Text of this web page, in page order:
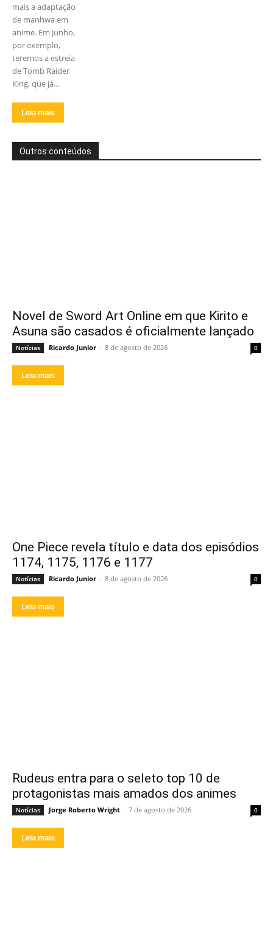
mais a adaptação
de manhwa em
anime. Em junho,
por exemplo,
teremos a estreia
de Tomb Raider
King, que já...
Leia mais
Outros conteúdos
Novel de Sword Art Online em que Kirito e
Asuna são casados é oficialmente lançado
Notícias Ricardo Junior - 8 de agosto de 2026 0
Leia mais
One Piece revela título e data dos episódios
1174, 1175, 1176 e 1177
Notícias Ricardo Junior - 8 de agosto de 2026 0
Leia mais
Rudeus entra para o seleto top 10 de
protagonistas mais amados dos animes
Notícias Jorge Roberto Wright - 7 de agosto de 2026 0
Leia mais